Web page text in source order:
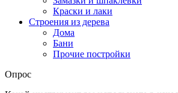
Краски и лаки
Строения из дерева
Дома
Бани
Прочие постройки
Опрос